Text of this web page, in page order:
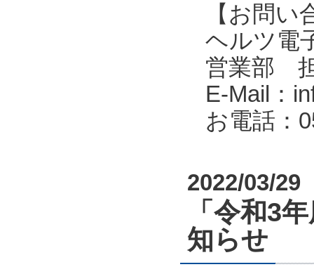
【お問い
ヘルツ電
営業部
E-Mail：
お電話：
2022/03/29
「令和3
知らせ